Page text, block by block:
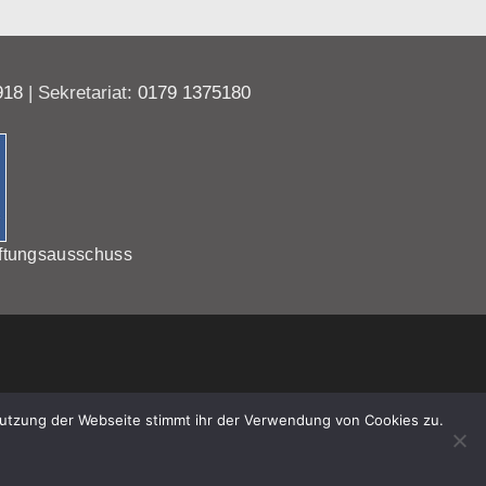
| Sekretariat: 0179 1375180
der Webseite stimmt ihr der Verwendung von Cookies zu.